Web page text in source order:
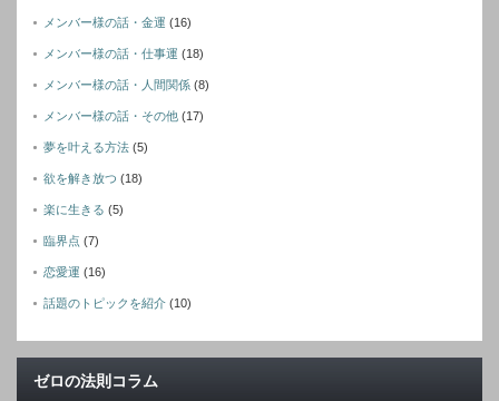
メンバー様の話・金運 (16)
メンバー様の話・仕事運 (18)
メンバー様の話・人間関係 (8)
メンバー様の話・その他 (17)
夢を叶える方法 (5)
欲を解き放つ (18)
楽に生きる (5)
臨界点 (7)
恋愛運 (16)
話題のトピックを紹介 (10)
ゼロの法則コラム